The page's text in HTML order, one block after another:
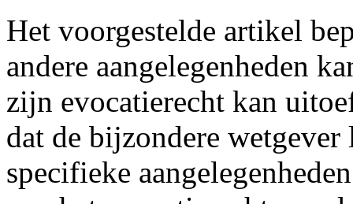
Het voorgestelde artikel
andere aangelegenheden
zijn evocatierecht kan
dat de bijzondere wetgever
specifieke